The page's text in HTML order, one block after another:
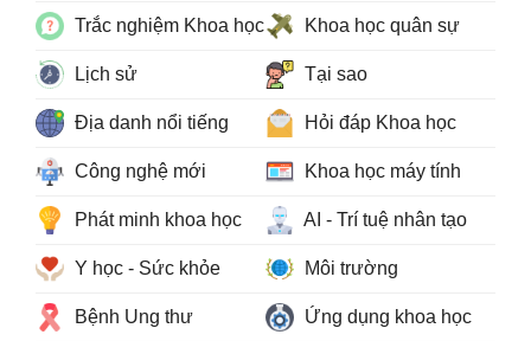
Trắc nghiệm Khoa học Khoa học quân sự
Lịch sử Tại sao
Địa danh nổi tiếng Hỏi đáp Khoa học
Công nghệ mới Khoa học máy tính
Phát minh khoa học AI - Trí tuệ nhân tạo
Y học - Sức khỏe Môi trường
Bệnh Ung thư Ứng dụng khoa học